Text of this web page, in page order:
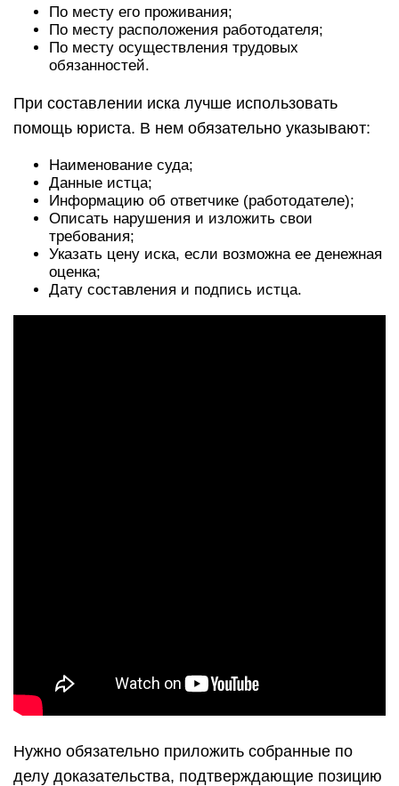
По месту его проживания;
По месту расположения работодателя;
По месту осуществления трудовых
обязанностей.
При составлении иска лучше использовать
помощь юриста. В нем обязательно указывают:
Наименование суда;
Данные истца;
Информацию об ответчике (работодателе);
Описать нарушения и изложить свои
требования;
Указать цену иска, если возможна ее денежная
оценка;
Дату составления и подпись истца.
Нужно обязательно приложить собранные по
делу доказательства, подтверждающие позицию